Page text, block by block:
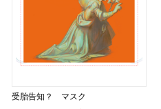
受胎告知？ マスク